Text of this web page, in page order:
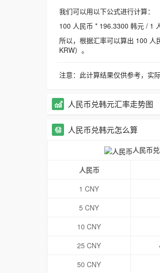
我们可以用以下公式进行计算：
100 人民币 * 196.3300 韩元 / 1
所以，根据汇率可以算出 100
KRW）。
注意：此计算结果仅供参考，实
人民币兑韩元汇率走势图
人民币兑韩元怎么算
人民币
人民币
1 CNY
5 CNY
10 CNY
25 CNY
50 CNY